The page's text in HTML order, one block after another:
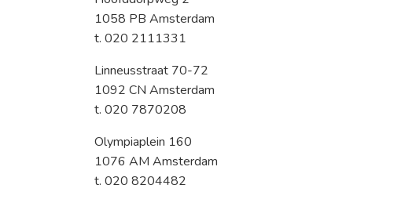
1058 PB Amsterdam
t. 020 2111331
Linneusstraat 70-72
1092 CN Amsterdam
t. 020 7870208
Olympiaplein 160
1076 AM Amsterdam
t. 020 8204482